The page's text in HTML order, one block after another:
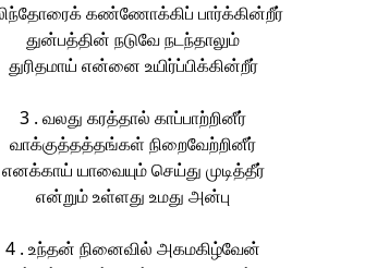
கண்ணோக்கிப் பார்க்கின்றீர்
துன்பத்தின் நடுவே நடந்தாலும்
துரிதமாய் என்னை உயிர்ப்பிக்கின்றீர்
3 . வலது கரத்தால் காப்பாற்றினீர்
வாக்குத்தத்தங்கள் நிறைவேற்றினீர்
எனக்காய் யாவையும் செய்து முடித்தீர்
என்றும் உள்ளது உமது அன்பு
4 . உந்தன் நினைவில் அகமகிழ்வேன்